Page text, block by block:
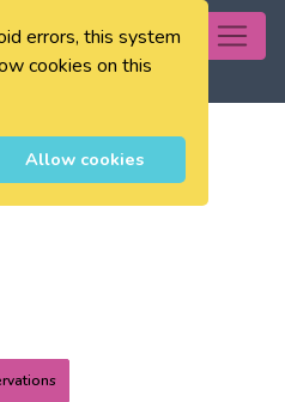
errors, this system
cookies on this
Allow cookies
0